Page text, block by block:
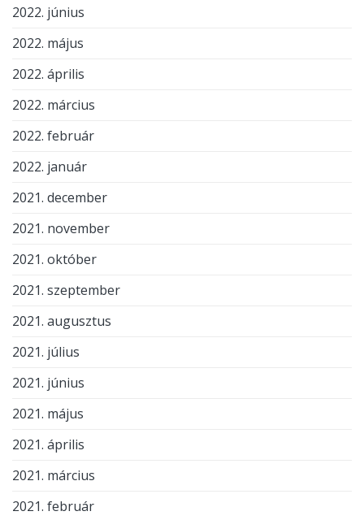
2022. június
2022. május
2022. április
2022. március
2022. február
2022. január
2021. december
2021. november
2021. október
2021. szeptember
2021. augusztus
2021. július
2021. június
2021. május
2021. április
2021. március
2021. február